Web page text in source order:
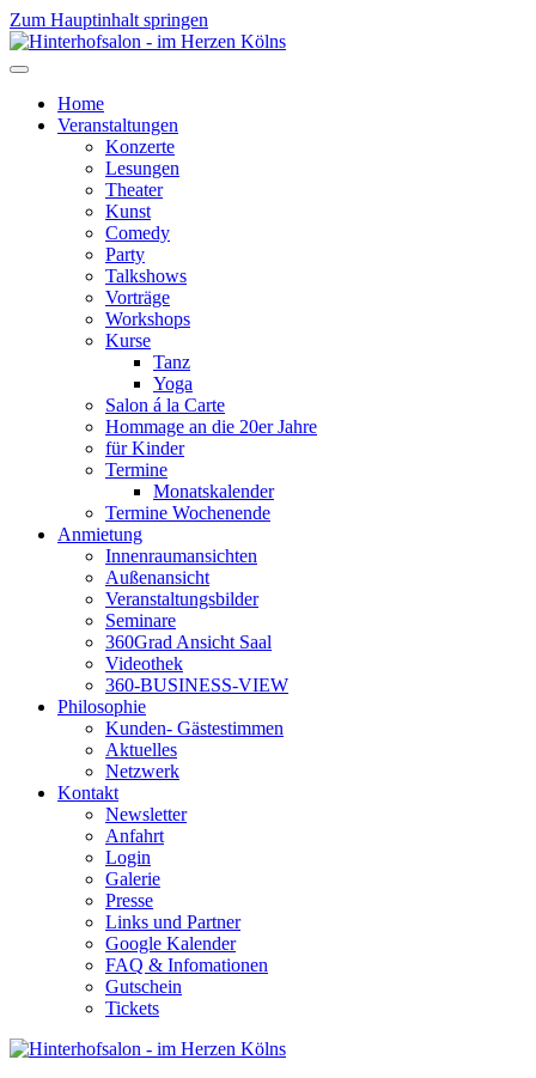
Zum Hauptinhalt springen
Home
Veranstaltungen
Konzerte
Lesungen
Theater
Kunst
Comedy
Party
Talkshows
Vorträge
Workshops
Kurse
Tanz
Yoga
Salon á la Carte
Hommage an die 20er Jahre
für Kinder
Termine
Monatskalender
Termine Wochenende
Anmietung
Innenraumansichten
Außenansicht
Veranstaltungsbilder
Seminare
360Grad Ansicht Saal
Videothek
360-BUSINESS-VIEW
Philosophie
Kunden- Gästestimmen
Aktuelles
Netzwerk
Kontakt
Newsletter
Anfahrt
Login
Galerie
Presse
Links und Partner
Google Kalender
FAQ & Infomationen
Gutschein
Tickets